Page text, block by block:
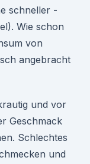
schneller -
Wie schon
von
angebracht
und vor
Geschmack
Schlechtes
und